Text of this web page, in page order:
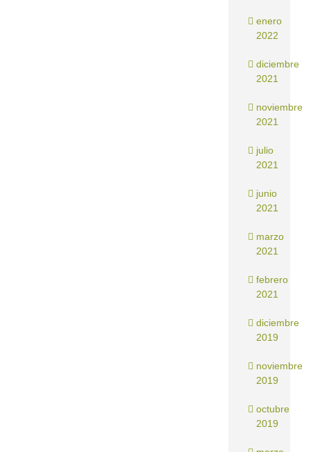
enero
2022
diciembre
2021
noviembre
2021
julio
2021
junio
2021
marzo
2021
febrero
2021
diciembre
2019
noviembre
2019
octubre
2019